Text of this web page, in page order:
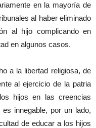
en la mayoría de
al haber eliminado
al hijo complicando en
en algunos casos.
a la libertad religiosa, de
al ejercicio de la patria
hijos en las creencias
innegable, por un lado,
de educar a los hijos